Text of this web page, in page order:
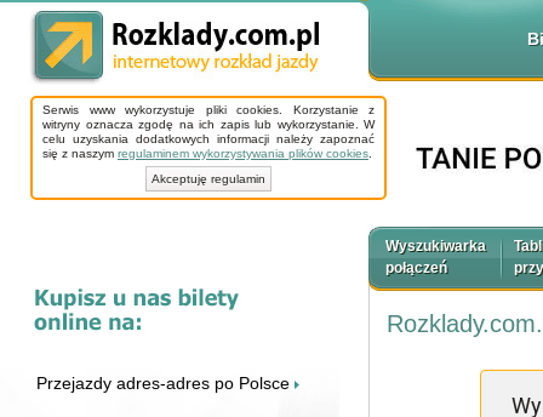
Serwis www wykorzystuje pliki cookies. Korzystanie z
witryny oznacza zgodę na ich zapis lub wykorzystanie. W
celu uzyskania dodatkowych informacji należy zapoznać
się z naszym regulaminem wykorzystywania plików cookies
Akceptuję regulamin
Przejazdy adres-adres po Polsce
Wyszukiwarka
połączeń